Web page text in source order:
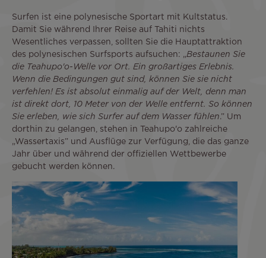
Surfen ist eine polynesische Sportart mit Kultstatus.
Damit Sie während Ihrer Reise auf Tahiti nichts
Wesentliches verpassen, sollten Sie die Hauptattraktion
des polynesischen Surfsports aufsuchen: „Bestaunen Sie
die Teahupo'o-Welle vor Ort. Ein großartiges Erlebnis.
Wenn die Bedingungen gut sind, können Sie sie nicht
verfehlen! Es ist absolut einmalig auf der Welt, denn man
ist direkt dort, 10 Meter von der Welle entfernt. So können
Sie erleben, wie sich Surfer auf dem Wasser fühlen.” Um
dorthin zu gelangen, stehen in Teahupo'o zahlreiche
„Wassertaxis” und Ausflüge zur Verfügung, die das ganze
Jahr über und während der offiziellen Wettbewerbe
gebucht werden können.